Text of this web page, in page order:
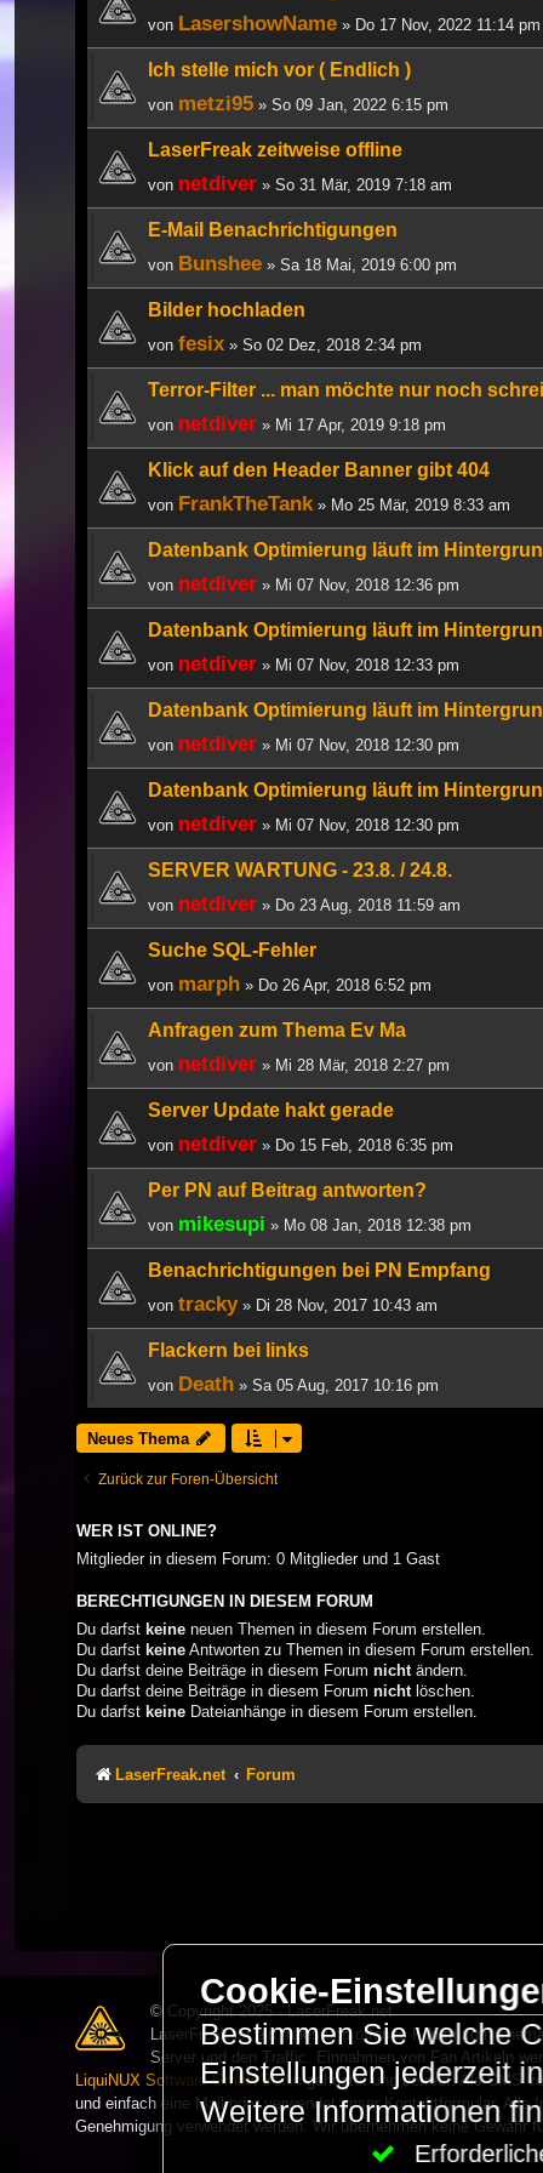
von LasershowName » Do 17 Nov, 2022 11:14 pm
Ich stelle mich vor ( Endlich )
von metzi95 » So 09 Jan, 2022 6:15 pm
LaserFreak zeitweise offline
von netdiver » So 31 Mär, 2019 7:18 am
E-Mail Benachrichtigungen
von Bunshee » Sa 18 Mai, 2019 6:00 pm
Bilder hochladen
von fesix » So 02 Dez, 2018 2:34 pm
Terror-Filter ... man möchte nur noch
von netdiver » Mi 17 Apr, 2019 9:18 pm
Klick auf den Header Banner gibt 404
von FrankTheTank » Mo 25 Mär, 2019 8:33 am
Datenbank Optimierung läuft im
von netdiver » Mi 07 Nov, 2018 12:36 pm
Datenbank Optimierung läuft im
von netdiver » Mi 07 Nov, 2018 12:33 pm
Datenbank Optimierung läuft im
von netdiver » Mi 07 Nov, 2018 12:30 pm
Datenbank Optimierung läuft im
von netdiver » Mi 07 Nov, 2018 12:30 pm
SERVER WARTUNG - 23.8. / 24.8.
von netdiver » Do 23 Aug, 2018 11:59 am
Suche SQL-Fehler
von marph » Do 26 Apr, 2018 6:52 pm
Anfragen zum Thema Ev Ma
von netdiver » Mi 28 Mär, 2018 2:27 pm
Server Update hakt gerade
von netdiver » Do 15 Feb, 2018 6:35 pm
Per PN auf Beitrag antworten?
von mikesupi » Mo 08 Jan, 2018 12:38 pm
Benachrichtigungen bei PN Empfang
von tracky» Di 28 Nov, 2017 10:43 am
Flackern bei links
von Death » Sa 05 Aug, 2017 10:16 pm
Neues Thema
Zurück zur Foren-Übersicht
WER IST ONLINE?
Mitglieder in diesem Forum: 0 Mitglieder und 1 Gast
BERECHTIGUNGEN IN DIESEM FORUM
Du darfst keine neuen Themen in diesem Forum erstellen.
Du darfst keine Antworten zu Themen in diesem Forum erstellen.
Du darfst deine Beiträge in diesem Forum nicht ändern.
Du darfst deine Beiträge in diesem Forum nicht löschen.
Du darfst keine Dateianhänge in diesem Forum erstellen.
LaserFreak.net Forum
© Copyright 2025 - LaserFreak.net
LaserFreak ist ein freies und offenes Forum zum
Server und den Traffic. Einnahmen von Fan Artikeln
LiquiNUX Software GmbH Berlingehostet und betreut. Als CMS
und einfach eine Mail oder verwendet unser Kontaktformular.
Genehmigung verwendet werden. Wir übernehmen keine Gewähr
Cookie-
Bestimmen Sie welche
Einstellungen jederzeit
Weitere Informationen